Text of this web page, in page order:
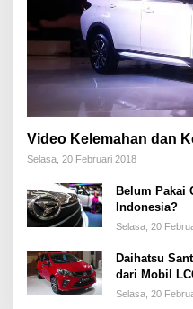
Video Kelemahan dan
Selasa, 20 Februari 2018
Belum Pakai
Indonesia?
Selasa, 20
Daihatsu
dari Mobil
Selasa, 20